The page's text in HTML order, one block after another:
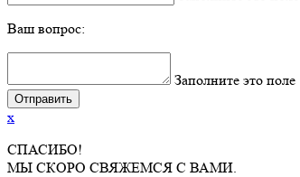
Ваш вопрос:
Заполните это поле
x
СПАСИБО!
МЫ СКОРО СВЯЖЕМСЯ С ВАМИ.